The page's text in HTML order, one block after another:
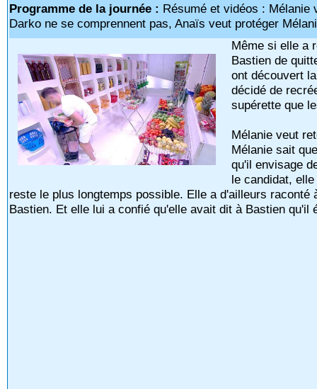
Programme de la journée : Résumé et vidéos : Mélanie
Darko ne se comprennent pas, Anaïs veut protéger
Même si elle a
Bastien de
ont découvert
décidé de
supérette que
Mélanie veut
Mélanie sait
qu'il envisage
le candidat,
reste le plus longtemps possible. Elle a d'ailleurs
Bastien. Et elle lui a confié qu'elle avait dit à Bastien